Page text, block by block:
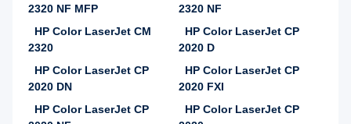
2320 NF MFP
2320 NF
HP Color LaserJet CM
2320
HP Color LaserJet CP
2020 D
HP Color LaserJet CP
2020 DN
HP Color LaserJet CP
2020 FXI
HP Color LaserJet CP
HP Color LaserJet CP